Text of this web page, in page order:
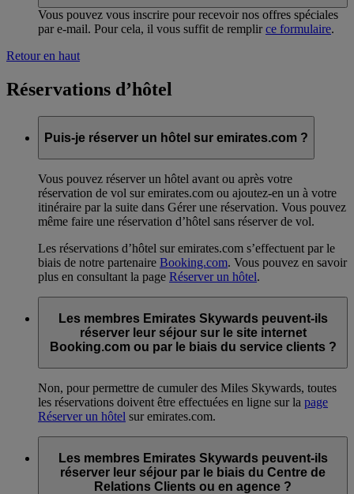
Vous pouvez vous inscrire pour recevoir nos offres spéciales
par e-mail. Pour cela, il vous suffit de remplirce formulaire.
Retour en haut
Réservations d’hôtel
Puis-je réserver un hôtel sur emirates.com ?
Vous pouvez réserver un hôtel avant ou après votre
réservation de vol sur emirates.com ou ajoutez-en un à votre
itinéraire par la suite dans Gérer une réservation. Vous pouvez
même faire une réservation d’hôtel sans réserver de vol.
Les réservations d’hôtel sur emirates.com s’effectuent par le
biais de notre partenaire Booking.com. Vous pouvez en savoir
plus en consultant la page Réserver un hôtel.
Les membres Emirates Skywards peuvent-ils
réserver leur séjour sur le site internet
Booking.com ou par le biais du service clients ?
Non, pour permettre de cumuler des Miles Skywards, toutes
les réservations doivent être effectuées en ligne sur la page
Réserver un hôtel sur emirates.com.
Les membres Emirates Skywards peuvent-ils
réserver leur séjour par le biais du Centre de
Relations Clients ou en agence ?